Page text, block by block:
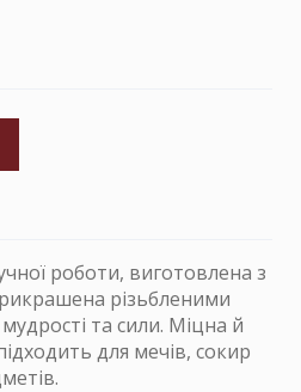
роботи, виготовлена з
різьбленими
та сили. Міцна й
для мечів, сокир